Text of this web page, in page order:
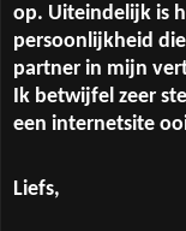
op. Uiteindelijk is
persoonlijkheid
partner in mijn
Ik betwijfel zeer
een internetsite
Liefs,